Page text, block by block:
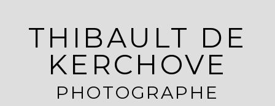
THIBAULT DE
KERCHOVE
PHOTOGRAPHE